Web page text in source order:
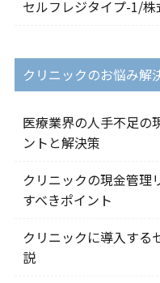
セルフレジタイプ-1/株
クリニックのお悩み解
医療業界の人手不足の
ントと解決策
クリニックの現金管理
すべきポイント
クリニックに導入する
説